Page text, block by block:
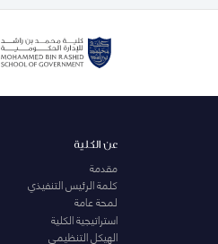
عن الكلية
مقدمة
كلمة الرئيس التنفيذي
لمحة عامة
استراتيجية الكلية
الهيكل التنظيمي